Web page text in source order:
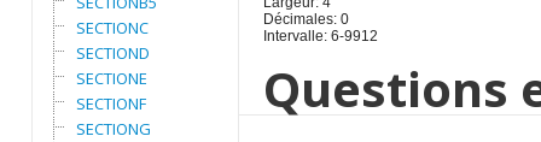
SECTIONC
SECTIOND
SECTIONE
SECTIONF
SECTIONG
Décimales: 0
Intervalle: 6-9912
Questions